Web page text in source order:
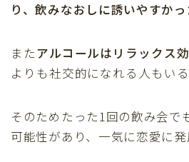
り、飲みなおしに誘いやすかっ
またアルコールはリラックス
よりも社交的になれる人もいる
そのためたった1回の飲み会で
可能性があり、一気に恋愛に発